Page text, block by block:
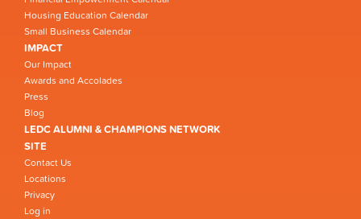
Housing Education Calendar
Small Business Calendar
IMPACT
Our Impact
Awards and Accolades
Press
Blog
LEDC ALUMNI & CHAMPIONS NETWORK
SITE
Contact Us
Locations
Privacy
Log in